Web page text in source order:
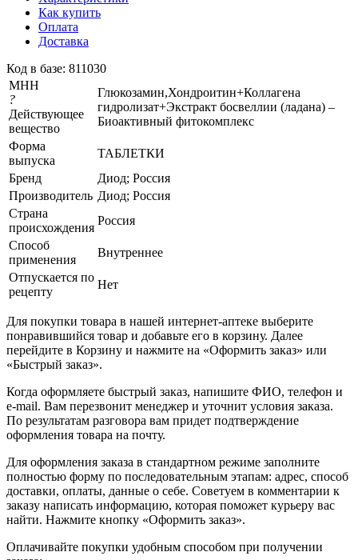
Как купить
Оплата
Доставка
Код в базе: 811030
МНН
?
Действующее
вещество
Глюкозамин,Хондроитин+Коллагена
гидролизат+Экстракт босвеллии (ладана) –
Биоактивный фитокомплекс
Форма
выпуска
ТАБЛЕТКИ
Бренд
Диод; Россия
Производитель Диод; Россия
Страна
происхождения
Россия
Способ
применения
Внутреннее
Отпускается по
рецепту
Нет
Для покупки товара в нашей интернет-аптеке выберите
понравившийся товар и добавьте его в корзину. Далее
перейдите в Корзину и нажмите на «Оформить заказ» или
«Быстрый заказ».
Когда оформляете быстрый заказ, напишите ФИО, телефон и
e-mail. Вам перезвонит менеджер и уточнит условия заказа.
По результатам разговора вам придет подтверждение
оформления товара на почту.
Для оформления заказа в стандартном режиме заполните
полностью форму по последовательным этапам: адрес, способ
доставки, оплаты, данные о себе. Советуем в комментарии к
заказу написать информацию, которая поможет курьеру вас
найти. Нажмите кнопку «Оформить заказ».
Оплачивайте покупки удобным способом при получении